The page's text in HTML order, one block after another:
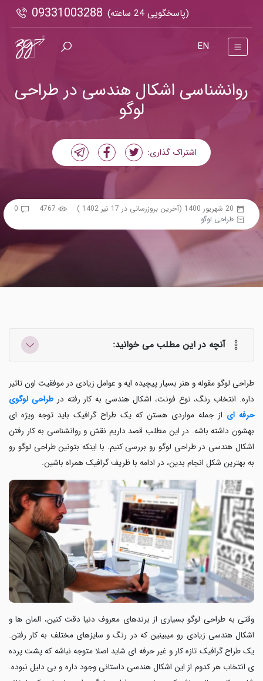
(پاسخگویی 24 ساعته) 09331003288
EN
روانشناسی اشکال هندسی در طراحی
لوگو
اشتراک گذاری:
20 شهریور 1400 (آخرین بروزرسانی در 17 تیر 1402 ) 4767
0
طراحی لوگو
آنچه در این مطلب می خوانید:
طراحی لوگو مقوله و هنر بسیار پیچیده ایه و عوامل زیادی در موفقیت اون تاثیر
داره. انتخاب رنگ، نوع فونت، اشکال هندسی به کار رفته درطراحی لوگوی
حرفه ای از جمله مواردی هستن که یک طراح گرافیک باید توجه ویژه ای
بهشون داشته باشه. در این مطلب قصد داریم نقش و روانشناسی به کار رفتن
اشکال هندسی در طراحی لوگو رو بررسی کنیم. با اینکه بتونین طراحی لوگو رو
به بهترین شکل انجام بدین، در ادامه با ظریف گرافیک همراه باشین.
وقتی به طراحی لوگو بسیاری از برندهای معروف دنیا دقت کنین، المان ها و
اشکال هندسی زیادی رو میبینین که در رنگ و سایزهای مختلف به کار رفتن.
یک طراح گرافیک تازه کار و غیر حرفه ای شاید اصلا متوجه نباشه که پشت پرده
ی انتخاب هر کدوم از این اشکال هندسی داستانی وجود داره و بی دلیل نبوده.